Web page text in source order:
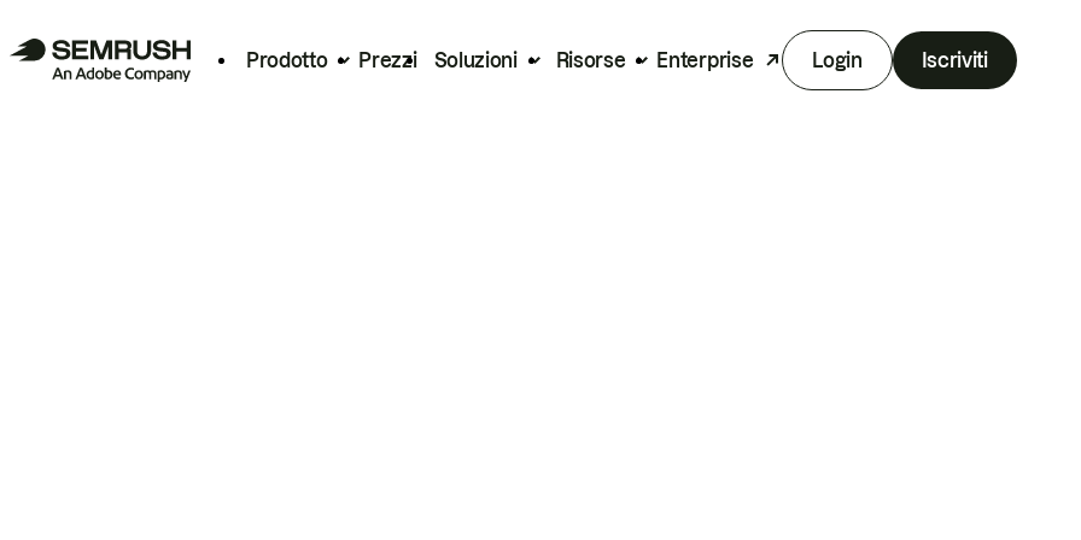
Prodotto Prezzi Soluzioni Risorse Enterprise Login Iscriviti